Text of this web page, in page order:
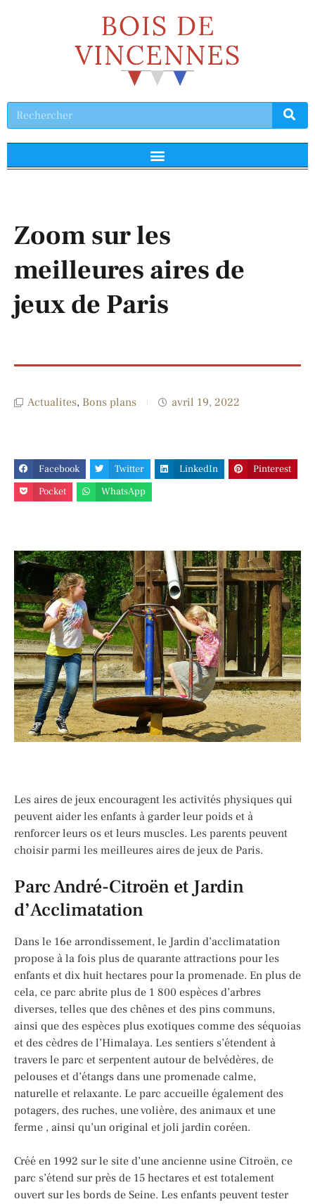
Zoom sur les
meilleures aires de
jeux de Paris
Actualites, Bons plans avril 19, 2022
Facebook Twitter LinkedIn
Pinterest
Pocket
WhatsApp
Les aires de jeux encouragent les activités physiques qui
peuvent aider les enfants à garder leur poids et à
renforcer leurs os et leurs muscles. Les parents peuvent
choisir parmi les meilleures aires de jeux de Paris.
Parc André-Citroën et Jardin
d’Acclimatation
Dans le 16e arrondissement, le Jardin d’acclimatation
propose à la fois plus de quarante attractions pour les
enfants et dix huit hectares pour la promenade. En plus de
cela, ce parc abrite plus de 1 800 espèces d’arbres
diverses, telles que des chênes et des pins communs,
ainsi que des espèces plus exotiques comme des séquoias
et des cèdres de l’Himalaya. Les sentiers s’étendent à
travers le parc et serpentent autour de belvédères, de
pelouses et d’étangs dans une promenade calme,
naturelle et relaxante. Le parc accueille également des
potagers, des ruches, une volière, des animaux et une
ferme , ainsi qu’un original et joli jardin coréen.
Créé en 1992 sur le site d’une ancienne usine Citroën, ce
parc s’étend sur près de 15 hectares et est totalement
ouvert sur les bords de Seine. Les enfants peuvent tester